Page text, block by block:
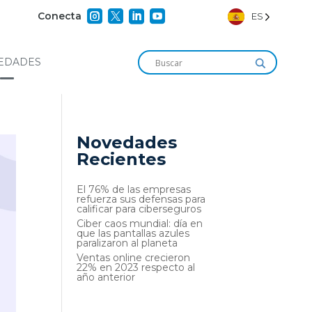
Conecta     ES
Novedades
Recientes
El 76% de las empresas
refuerza sus defensas para
calificar para ciberseguros
Ciber caos mundial: día en
que las pantallas azules
paralizaron al planeta
Ventas online crecieron
22% en 2023 respecto al
año anterior